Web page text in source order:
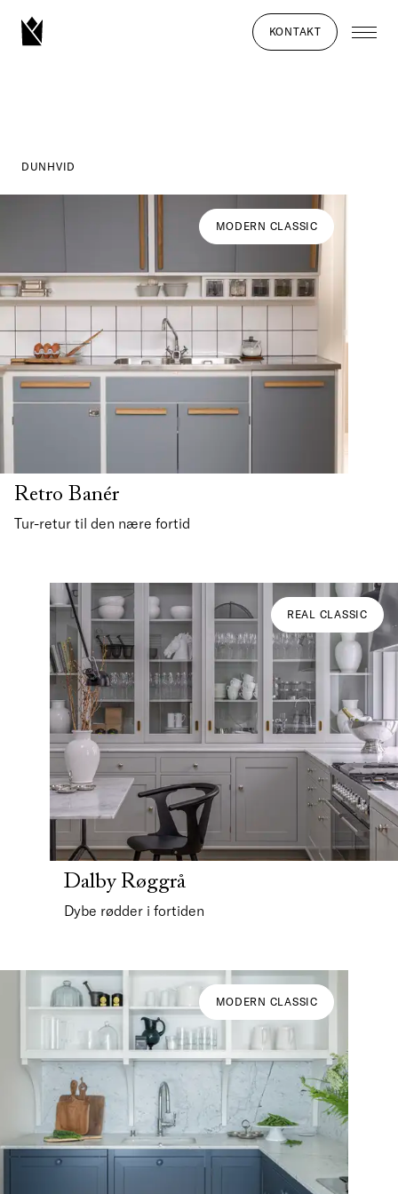
KONTAKT
DUNHVID
MODERN CLASSIC
Retro Banér
Tur-retur til den nære fortid
REAL CLASSIC
Dalby Røggrå
Dybe rødder i fortiden
MODERN CLASSIC